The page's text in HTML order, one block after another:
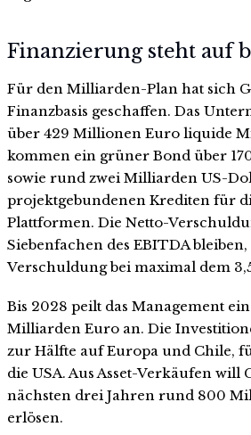
Finanzierung steht auf
Für den Milliarden-Plan hat sich
Finanzbasis geschaffen. Das
über 429 Millionen Euro liquide
kommen ein grüner Bond über
sowie rund zwei Milliarden US-
projektgebundenen Krediten für
Plattformen. Die Netto-
Siebenfachen des EBITDA
Verschuldung bei maximal dem
Bis 2028 peilt das Management
Milliarden Euro an. Die
zur Hälfte auf Europa und Chile,
die USA. Aus Asset-Verkäufen will
nächsten drei Jahren rund 800
erlösen.